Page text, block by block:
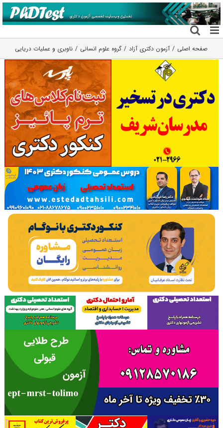
رفتن
به
محتوا
صفحه اصلی آزمون دکتری آزاد گروه علوم انسانی ناوبری و عملیات دریایی